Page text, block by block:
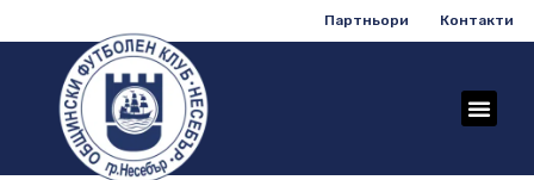
Партньори Контакти